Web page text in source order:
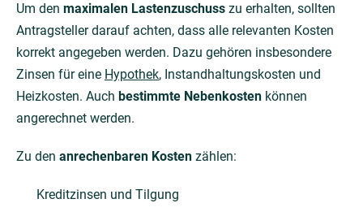
Um den maximalen Lastenzuschuss zu erhalten, sollten
Antragsteller darauf achten, dass alle relevanten Kosten
korrekt angegeben werden. Dazu gehören insbesondere
Zinsen für eine Hypothek, Instandhaltungskosten und
Heizkosten. Auch bestimmte Nebenkosten können
angerechnet werden.
Zu den anrechenbaren Kosten zählen:
Kreditzinsen und Tilgung